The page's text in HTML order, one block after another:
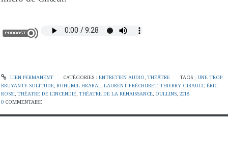
LIEN PERMANENT CATÉGORIES : ENTRETIEN AUDIO, THÉÂTRE TAGS :UNE TROP
BRUYANTE SOLITUDE, BOHUMIL HRABAL, LAURENT FRÉCHURET, THIERRY GIBAULT, ÉRIC
ROSSI, THÉATRE DE L'INCENDIE, THÉATRE DE LA RENAISSANCE, OULLINS, 2018
0 COMMENTAIRE